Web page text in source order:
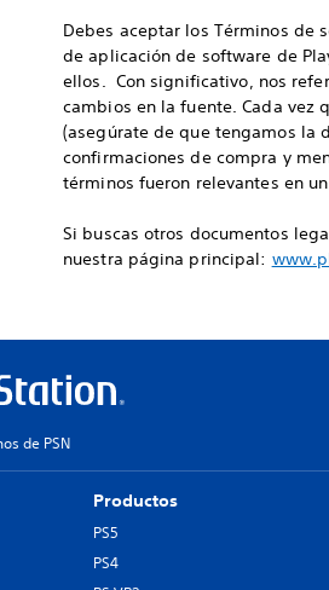
Debes aceptar los Términos de
de aplicación de software de
ellos. Con significativo, nos
cambios en la fuente. Cada vez
(asegúrate de que tengamos la
confirmaciones de compra y
términos fueron relevantes en
Si buscas otros documentos
nuestra página principal:
de PSN
Productos
PS5
PS4